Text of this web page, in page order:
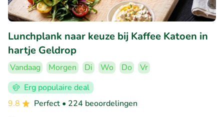
Lunchplank naar keuze bij Kaffee Katoen in
hartje Geldrop
Vandaag Morgen Di Wo Do
Vr
Erg populaire deal
9.8
Perfect • 224 beoordelingen